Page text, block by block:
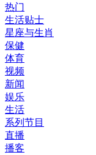
热门
生活贴士
星座与生肖
保健
体育
视频
新闻
娱乐
生活
系列节目
直播
播客